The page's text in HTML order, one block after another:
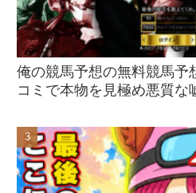
俺の競馬予想の無料競馬予
コミで本物を見極め悪質な